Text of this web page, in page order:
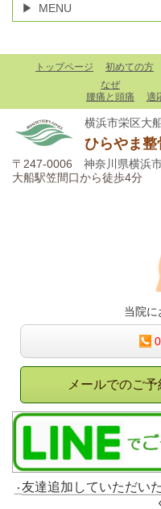
マッサージだけでは一時
にはなりません！なの
す。 マッサージを受けて
を突き止め、健康な身体
ます✨ #整骨院 #整体 #柔
症 #坐骨神経痛 #骨盤 #
ひらやま整骨院さん
MENU
トップページ 初めての方
なぜ
腰痛と頭痛
適
横浜市栄区大
ひらやま整
〒247-0006 神奈川県横浜
大船駅笠間口から徒歩4分
当院に
メールでのご
友達追加していただい